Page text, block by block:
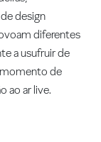
design
diferentes
a usufruir de
momento de
ao ar live.